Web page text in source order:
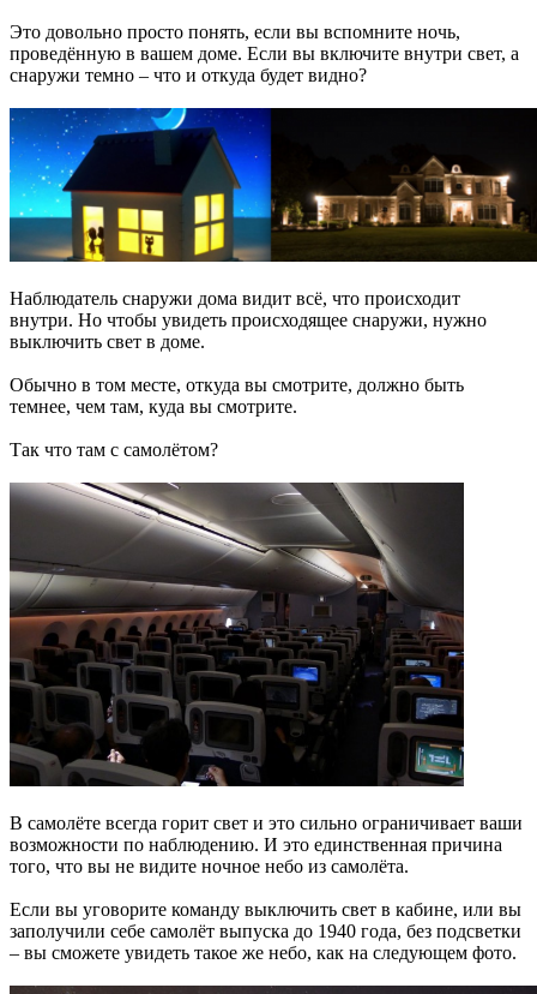
Это довольно просто понять, если вы вспомните ночь,
проведённую в вашем доме. Если вы включите внутри свет, а
снаружи темно – что и откуда будет видно?
Наблюдатель снаружи дома видит всё, что происходит
внутри. Но чтобы увидеть происходящее снаружи, нужно
выключить свет в доме.
Обычно в том месте, откуда вы смотрите, должно быть
темнее, чем там, куда вы смотрите.
Так что там с самолётом?
В самолёте всегда горит свет и это сильно ограничивает ваши
возможности по наблюдению. И это единственная причина
того, что вы не видите ночное небо из самолёта.
Если вы уговорите команду выключить свет в кабине, или вы
заполучили себе самолёт выпуска до 1940 года, без подсветки
– вы сможете увидеть такое же небо, как на следующем фото.